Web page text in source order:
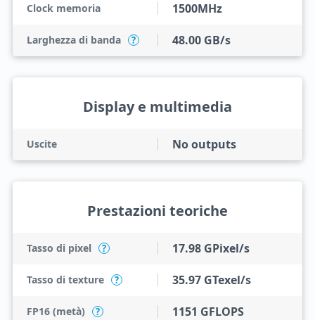
Clock memoria 1500MHz
Larghezza di banda ? 48.00 GB/s
Display e multimedia
Uscite No outputs
Prestazioni teoriche
Tasso di pixel ? 17.98 GPixel/s
Tasso di texture ? 35.97 GTexel/s
FP16 (metà) ? 1151 GFLOPS